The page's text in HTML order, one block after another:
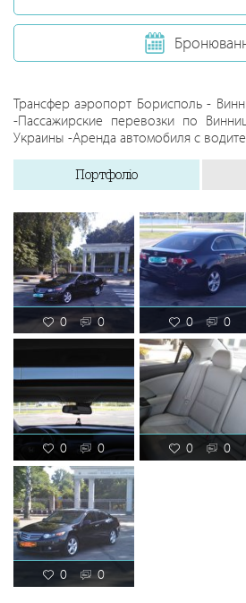
Трансфер аэропорт Борисполь -
-Пассажирские перевозки по
Украины -Аренда автомобиля с
Портфоліо
0 0 0 0
0 0 0 0
0 0